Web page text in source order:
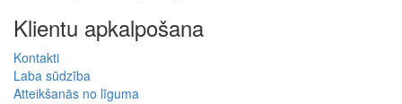
Klientu apkalpošana
Kontakti
Laba sūdzība
Atteikšanās no līguma